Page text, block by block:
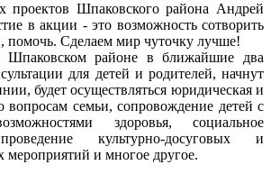
проектов Шпаковского района Андрей
в акции - это возможность сотворить
помочь. Сделаем мир чуточку лучше!
районе в ближайшие два
для детей и родителей, начнут
будет осуществляться юридическая и
вопросам семьи, сопровождение детей с
здоровья, социальное
культурно-досуговых и
мероприятий и многое другое.